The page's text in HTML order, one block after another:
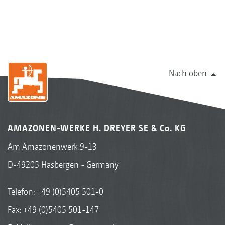
Nach oben
AMAZONEN-WERKE H. DREYER SE & Co. KG
Am Amazonenwerk 9-13
D-49205 Hasbergen - Germany
Telefon:+49 (0)5405 501-0
Fax: +49 (0)5405 501-147